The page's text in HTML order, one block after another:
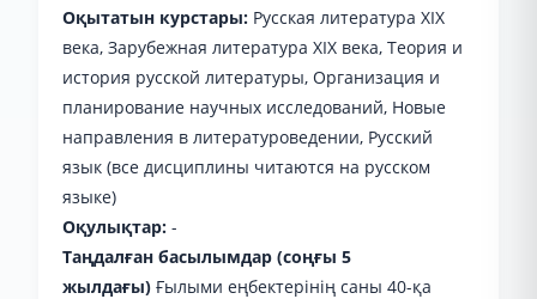
Оқытатын курстары: Русская литература XIX
века, Зарубежная литература XIX века, Теория и
история русской литературы, Организация и
планирование научных исследований, Новые
направления в литературоведении, Русский
язык (все дисциплины читаются на русском
языке)
Оқулықтар: -
Таңдалған басылымдар (соңғы 5
жылдағы) Ғылыми еңбектерінің саны 40-қа